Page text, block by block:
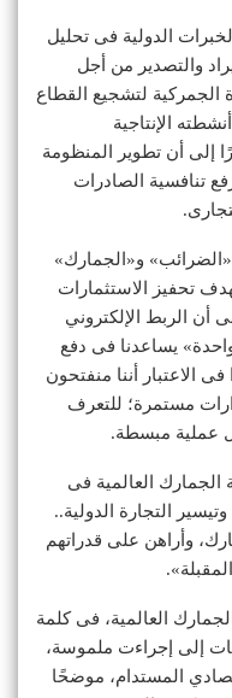
الدولية فى تحليل
والتصدير من أجل
الجمركية لتشجيع القطاع
الإنتاجية
إلى أن تطوير المنظومة
تنافسية الصادرات
و«الجمارك»
تحفيز الاستثمارات
أن الربط الإلكتروني
يساعدنا فى دفع
الاعتبار أننا منفتحون
مستمرة؛ للتعرف
عملية مبسطة.
الجمارك العالمية فى
التجارة الدولية..
وأراهن على قدراتهم
العالمية، فى كلمة
إلى إجراءت ملموسة،
المستدام، موضحًا